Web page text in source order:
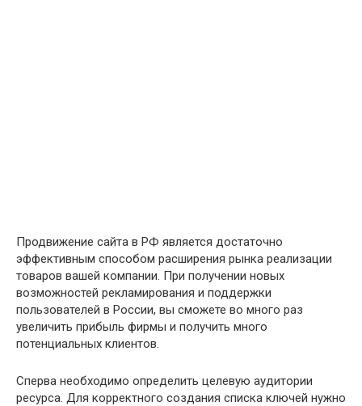
Продвижение сайта в РФ является достаточно
эффективным способом расширения рынка реализации
товаров вашей компании. При получении новых
возможностей рекламирования и поддержки
пользователей в России, вы сможете во много раз
увеличить прибыль фирмы и получить много
потенциальных клиентов.
Сперва необходимо определить целевую аудитории
ресурса. Для корректного создания списка ключей нужно